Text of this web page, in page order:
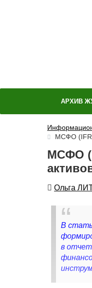
АРХИВ
МСФО
МСФО
Автор
Ольга
В
в